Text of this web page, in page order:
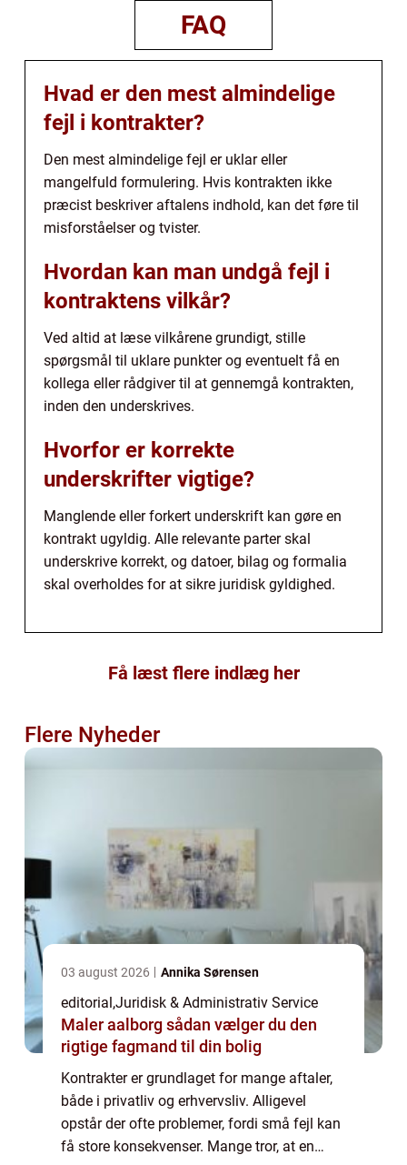
FAQ
Hvad er den mest almindelige
fejl i kontrakter?
Den mest almindelige fejl er uklar eller
mangelfuld formulering. Hvis kontrakten ikke
præcist beskriver aftalens indhold, kan det føre til
misforståelser og tvister.
Hvordan kan man undgå fejl i
kontraktens vilkår?
Ved altid at læse vilkårene grundigt, stille
spørgsmål til uklare punkter og eventuelt få en
kollega eller rådgiver til at gennemgå kontrakten,
inden den underskrives.
Hvorfor er korrekte
underskrifter vigtige?
Manglende eller forkert underskrift kan gøre en
kontrakt ugyldig. Alle relevante parter skal
underskrive korrekt, og datoer, bilag og formalia
skal overholdes for at sikre juridisk gyldighed.
Få læst flere indlæg her
Flere Nyheder
03 august 2026 Annika Sørensen
editorial,Juridisk & Administrativ Service
Maler aalborg sådan vælger du den
rigtige fagmand til din bolig
Kontrakter er grundlaget for mange aftaler,
både i privatliv og erhvervsliv. Alligevel
opstår der ofte problemer, fordi små fejl kan
få store konsekvenser. Mange tror, at en